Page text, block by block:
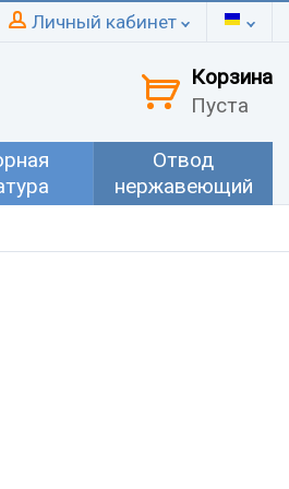
Личный кабинет
Корзина
Пуста
Отвод
нержавеющий